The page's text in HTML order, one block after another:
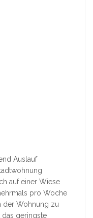
Auslauf
auf einer Wiese
pro Woche
der Wohnung zu
geringste